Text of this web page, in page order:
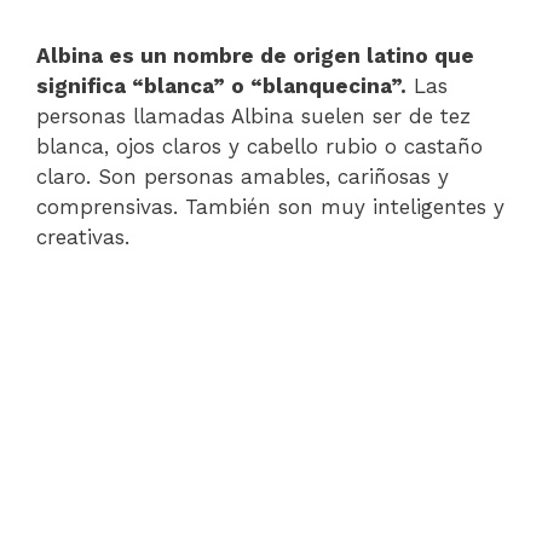
Albina es un nombre de origen latino que
significa “blanca” o “blanquecina”. Las
personas llamadas Albina suelen ser de tez
blanca, ojos claros y cabello rubio o castaño
claro. Son personas amables, cariñosas y
comprensivas. También son muy inteligentes y
creativas.